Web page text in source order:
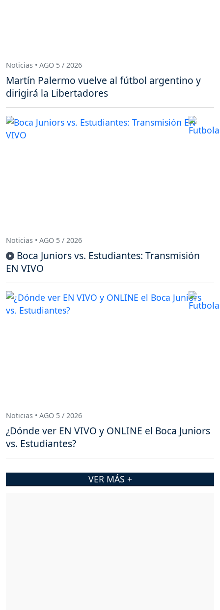
Noticias • AGO 5 / 2026
Martín Palermo vuelve al fútbol argentino y
dirigirá la Libertadores
Noticias • AGO 5 / 2026
Boca Juniors vs. Estudiantes: Transmisión
EN VIVO
Noticias • AGO 5 / 2026
¿Dónde ver EN VIVO y ONLINE el Boca Juniors
vs. Estudiantes?
VER MÁS +